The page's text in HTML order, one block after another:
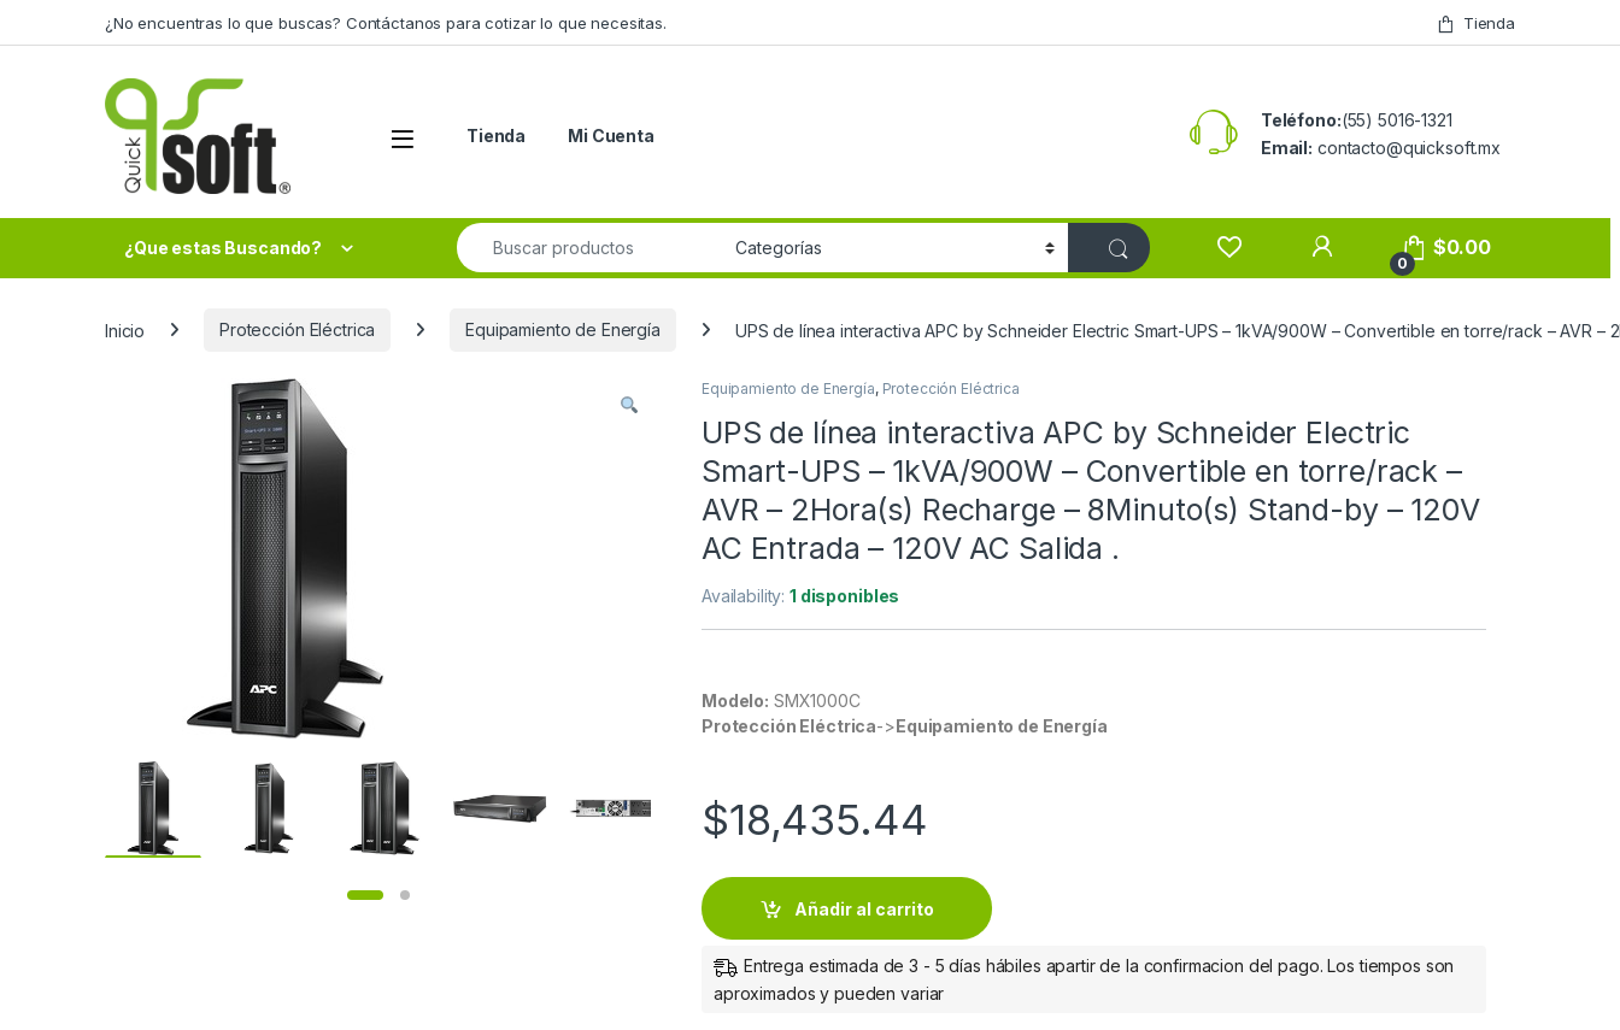
¿No encuentras lo que buscas? Contáctanos para cotizar lo que necesitas. Tienda
Tienda Mi Cuenta
Teléfono:(55) 5016-1321
Email: contacto@quicksoft.mx
¿Que estas Buscando?
Search for:
0
$0.00
Inicio Protección Eléctrica Equipamiento de Energía UPS de línea interactiva APC by Schneider Electric Smart-UPS – 1kVA/900W – Convertible en torre/rack – AVR –
Equipamiento de Energía, Protección Eléctrica
UPS de línea interactiva APC by Schneider Electric
Smart-UPS – 1kVA/900W – Convertible en torre/rack –
AVR – 2Hora(s) Recharge – 8Minuto(s) Stand-by – 120V
AC Entrada – 120V AC Salida .
Availability:1 disponibles
Modelo: SMX1000C
Protección Eléctrica->Equipamiento de Energía
$18,435.44
Añadir al carrito
Entrega estimada de 3 - 5 días hábiles apartir de la confirmacion del pago. Los tiempos son
aproximados y pueden variar